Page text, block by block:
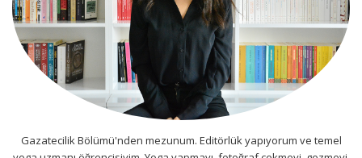
Gazatecilik Bölümü'nden mezunum. Editörlük yapıyorum ve temel